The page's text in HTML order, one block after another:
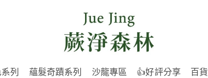
列 蘊髮奇蹟系列 沙龍專區 👍好評分享 百